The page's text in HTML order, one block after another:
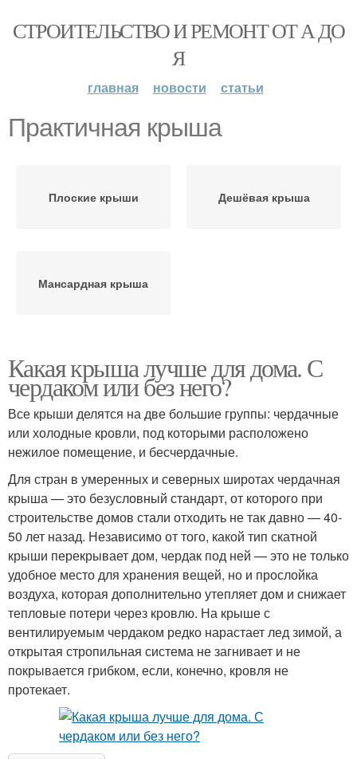
СТРОИТЕЛЬСТВО И РЕМОНТ ОТ А ДО
Я
главная новости статьи
Практичная крыша
Плоские крыши Дешёвая крыша
Мансардная крыша
Какая крыша лучше для дома. С
чердаком или без него?
Все крыши делятся на две большие группы: чердачные
или холодные кровли, под которыми расположено
нежилое помещение, и бесчердачные.
Для стран в умеренных и северных широтах чердачная
крыша — это безусловный стандарт, от которого при
строительстве домов стали отходить не так давно — 40-
50 лет назад. Независимо от того, какой тип скатной
крыши перекрывает дом, чердак под ней — это не только
удобное место для хранения вещей, но и прослойка
воздуха, которая дополнительно утепляет дом и снижает
тепловые потери через кровлю. На крыше с
вентилируемым чердаком редко нарастает лед зимой, а
открытая стропильная система не загнивает и не
покрывается грибком, если, конечно, кровля не
протекает.